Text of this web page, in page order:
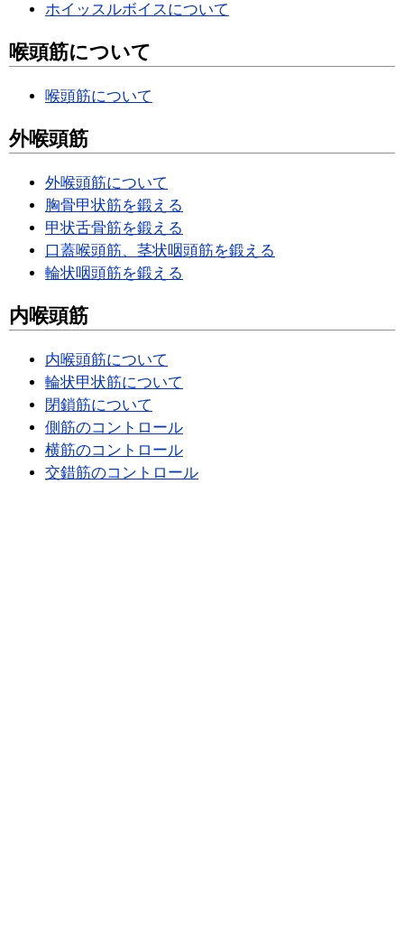
ホイッスルボイスについて
喉頭筋について
喉頭筋について
外喉頭筋
外喉頭筋について
胸骨甲状筋を鍛える
甲状舌骨筋を鍛える
口蓋喉頭筋、茎状咽頭筋を鍛える
輪状咽頭筋を鍛える
内喉頭筋
内喉頭筋について
輪状甲状筋について
閉鎖筋について
側筋のコントロール
横筋のコントロール
交錯筋のコントロール